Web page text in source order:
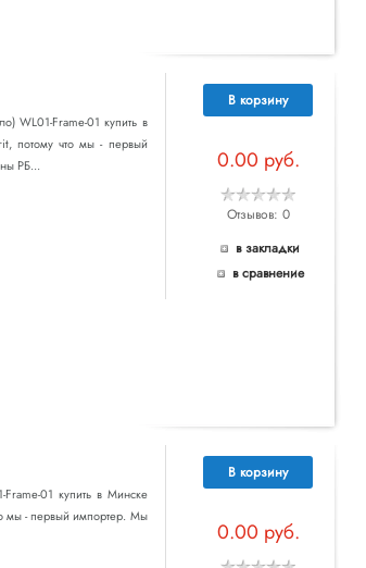
В корзину
0.00 руб.
Отзывов: 0
в закладки
в сравнение
WL01-Frame-01 купить в
потому что мы - первый
РБ...
В корзину
0.00 руб.
01 купить в Минске
мы - первый импортер. Мы